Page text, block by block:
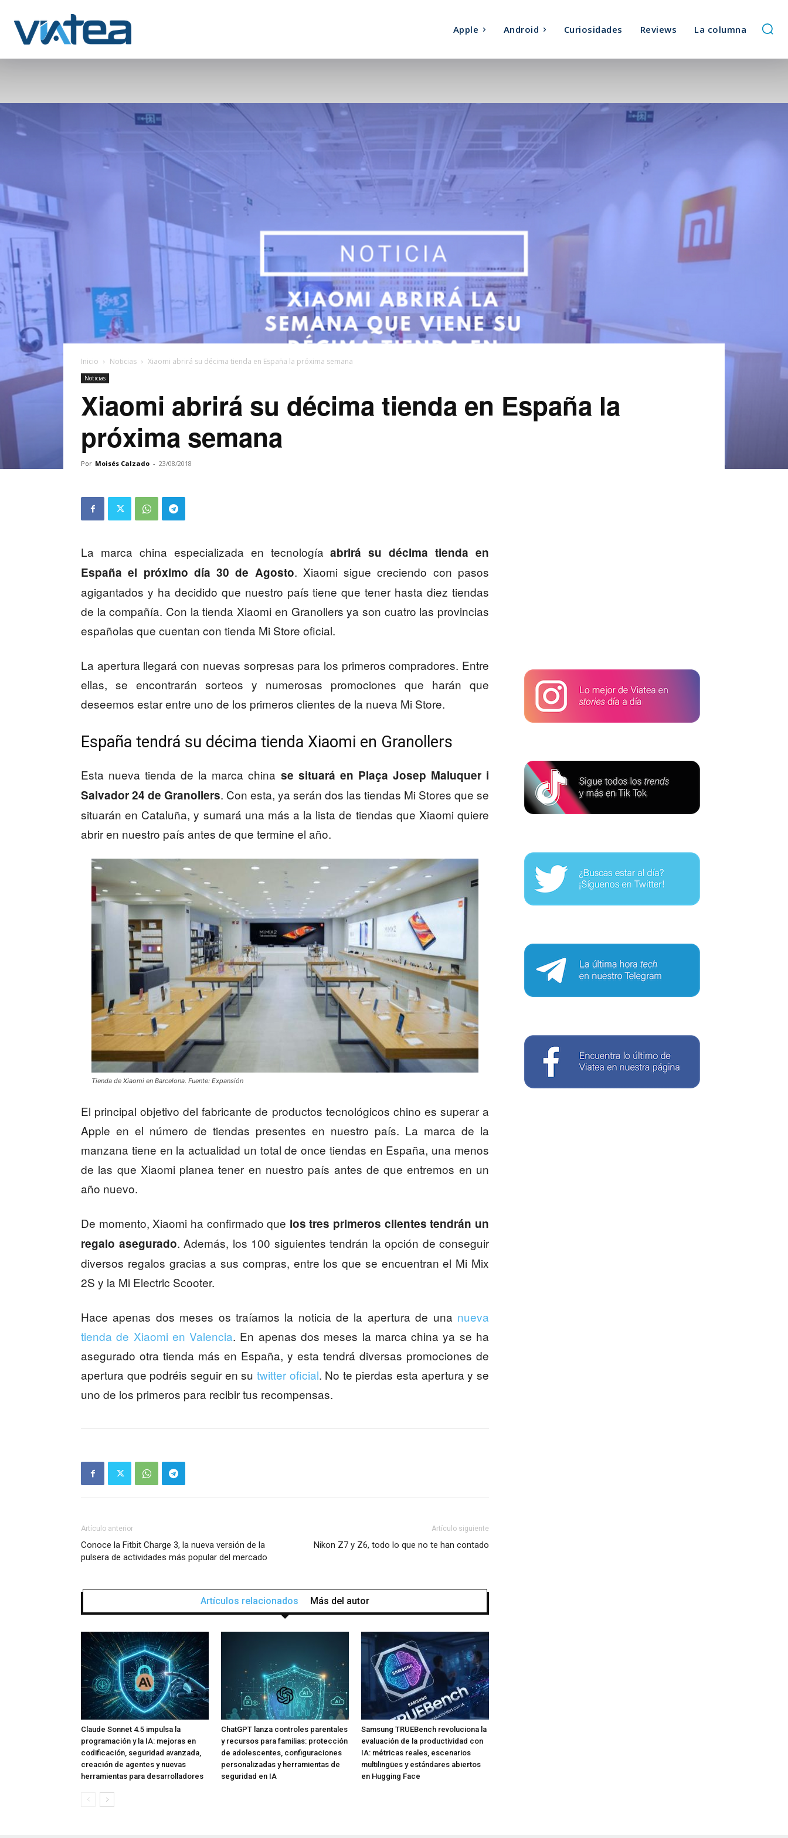
Apple Android Curiosidades Reviews La columna
Inicio Noticias Xiaomi abrirá su décima tienda en España la próxima semana
Noticias
Xiaomi abrirá su décima tienda en España la
próxima semana
Por Moisés Calzado - 23/08/2018
La marca china especializada en tecnologíaabrirá su décima tienda en
España el próximo día 30 de Agosto. Xiaomi sigue creciendo con pasos
agigantados y ha decidido que nuestro país tiene que tener hasta diez tiendas
de la compañía. Con la tienda Xiaomi en Granollers ya son cuatro las provincias
españolas que cuentan con tienda Mi Store oficial.
La apertura llegará con nuevas sorpresas para los primeros compradores. Entre
ellas, se encontrarán sorteos y numerosas promociones que harán que
deseemos estar entre uno de los primeros clientes de la nueva Mi Store.
España tendrá su décima tienda Xiaomi en Granollers
Esta nueva tienda de la marca china se situará en Plaça Josep Maluquer i
Salvador 24 de Granollers. Con esta, ya serán dos las tiendas Mi Stores que se
situarán en Cataluña, y sumará una más a la lista de tiendas que Xiaomi quiere
abrir en nuestro país antes de que termine el año.
Tienda de Xiaomi en Barcelona. Fuente: Expansión
El principal objetivo del fabricante de productos tecnológicos chino es superar a
Apple en el número de tiendas presentes en nuestro país. La marca de la
manzana tiene en la actualidad un total de once tiendas en España, una menos
de las que Xiaomi planea tener en nuestro país antes de que entremos en un
año nuevo.
De momento, Xiaomi ha confirmado que los tres primeros clientes tendrán un
regalo asegurado. Además, los 100 siguientes tendrán la opción de conseguir
diversos regalos gracias a sus compras, entre los que se encuentran el Mi Mix
2S y la Mi Electric Scooter.
Hace apenas dos meses os traíamos la noticia de la apertura de una nueva
tienda de Xiaomi en Valencia. En apenas dos meses la marca china ya se ha
asegurado otra tienda más en España, y esta tendrá diversas promociones de
apertura que podréis seguir en su twitter oficial. No te pierdas esta apertura y se
uno de los primeros para recibir tus recompensas.
Artículo anterior
Conoce la Fitbit Charge 3, la nueva versión de la
pulsera de actividades más popular del mercado
Artículo siguiente
Nikon Z7 y Z6, todo lo que no te han contado
Artículos relacionados Más del autor
Claude Sonnet 4.5 impulsa la
programación y la IA: mejoras en
codificación, seguridad avanzada,
creación de agentes y nuevas
herramientas para desarrolladores
ChatGPT lanza controles parentales
y recursos para familias: protección
de adolescentes, configuraciones
personalizadas y herramientas de
seguridad en IA
Samsung TRUEBench revoluciona la
evaluación de la productividad con
IA: métricas reales, escenarios
multilingües y estándares abiertos
en Hugging Face